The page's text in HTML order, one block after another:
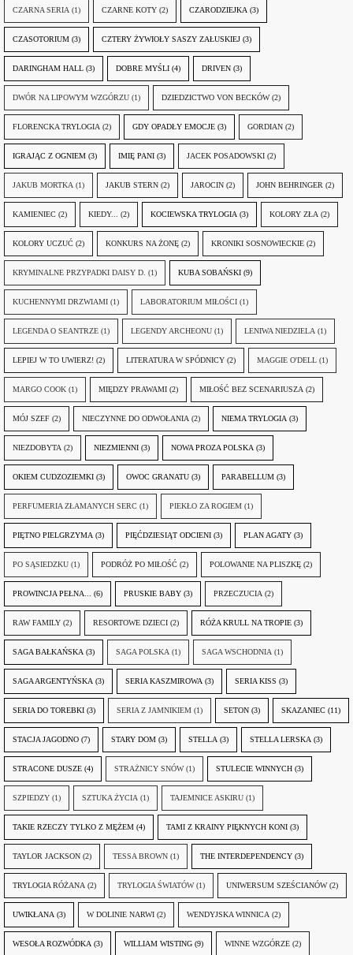
CZARNA SERIA (1) CZARNE KOTY (2) CZARODZIEJKA (3)
CZASOTORIUM (3) CZTERY ŻYWIOŁY SASZY ZAŁUSKIEJ (3)
DARINGHAM HALL (3) DOBRE MYŚLI (4) DRIVEN (3)
DWÓR NA LIPOWYM WZGÓRZU (1) DZIEDZICTWO VON BECKÓW (2)
FLORENCKA TRYLOGIA (2) GDY OPADŁY EMOCJE (3) GORDIAN (2)
IGRAJĄC Z OGNIEM (3) IMIĘ PANI (3) JACEK POSADOWSKI (2)
JAKUB MORTKA (1) JAKUB STERN (2) JAROCIN (2) JOHN BEHRINGER (2)
KAMIENIEC (2) KIEDY... (2) KOCIEWSKA TRYLOGIA (3) KOLORY ZŁA (2)
KOLORY UCZUĆ (2) KONKURS NA ŻONĘ (2) KRONIKI SOSNOWIECKIE (2)
KRYMINALNE PRZYPADKI DAISY D. (1) KUBA SOBAŃSKI (9)
KUCHENNYMI DRZWIAMI (1) LABORATORIUM MIŁOŚCI (1)
LEGENDA O SEANTRZE (1) LEGENDY ARCHEONU (1) LENIWA NIEDZIELA (1)
LEPIEJ W TO UWIERZ! (2) LITERATURA W SPÓDNICY (2) MAGGIE O'DELL (1)
MARGO COOK (1) MIĘDZY PRAWAMI (2) MIŁOŚĆ BEZ SCENARIUSZA (2)
MÓJ SZEF (2) NIECZYNNE DO ODWOŁANIA (2) NIEMA TRYLOGIA (3)
NIEZDOBYTA (2) NIEZMIENNI (3) NOWA PROZA POLSKA (3)
OKIEM CUDZOZIEMKI (3) OWOC GRANATU (3) PARABELLUM (3)
PERFUMERIA ZŁAMANYCH SERC (1) PIEKŁO ZA ROGIEM (1)
PIĘTNO PIELGRZYMA (3) PIĘĆDZIESIĄT ODCIENI (3) PLAN AGATY (3)
PO SĄSIEDZKU (1) PODRÓŻ PO MIŁOŚĆ (2) POLOWANIE NA PLISZKĘ (2)
PROWINCJA PEŁNA... (6) PRUSKIE BABY (3) PRZECZUCIA (2)
RAW FAMILY (2) RESORTOWE DZIECI (2) RÓŻA KRULL NA TROPIE (3)
SAGA BAŁKAŃSKA (3) SAGA POLSKA (1) SAGA WSCHODNIA (1)
SAGA ARGENTYŃSKA (3) SERIA KASZMIROWA (3) SERIA KISS (3)
SERIA DO TOREBKI (3) SERIA Z JAMNIKIEM (1) SETON (3) SKAZANIEC (11)
STACJA JAGODNO (7) STARY DOM (3) STELLA (3) STELLA LERSKA (3)
STRACONE DUSZE (4) STRAŻNICY SNÓW (1) STULECIE WINNYCH (3)
SZPIEDZY (1) SZTUKA ŻYCIA (1) TAJEMNICE ASKIRU (1)
TAKIE RZECZY TYLKO Z MĘŻEM (4) TAMI Z KRAINY PIĘKNYCH KONI (3)
TAYLOR JACKSON (2) TESSA BROWN (1) THE INTERDEPENDENCY (3)
TRYLOGIA RÓŻANA (2) TRYLOGIA ŚWIATÓW (1) UNIWERSUM SZEŚCIANÓW (2)
UWIKŁANA (3) W DOLINIE NARWI (2) WENDYJSKA WINNICA (2)
WESOŁA ROZWÓDKA (3) WILLIAM WISTING (9) WINNE WZGÓRZE (2)